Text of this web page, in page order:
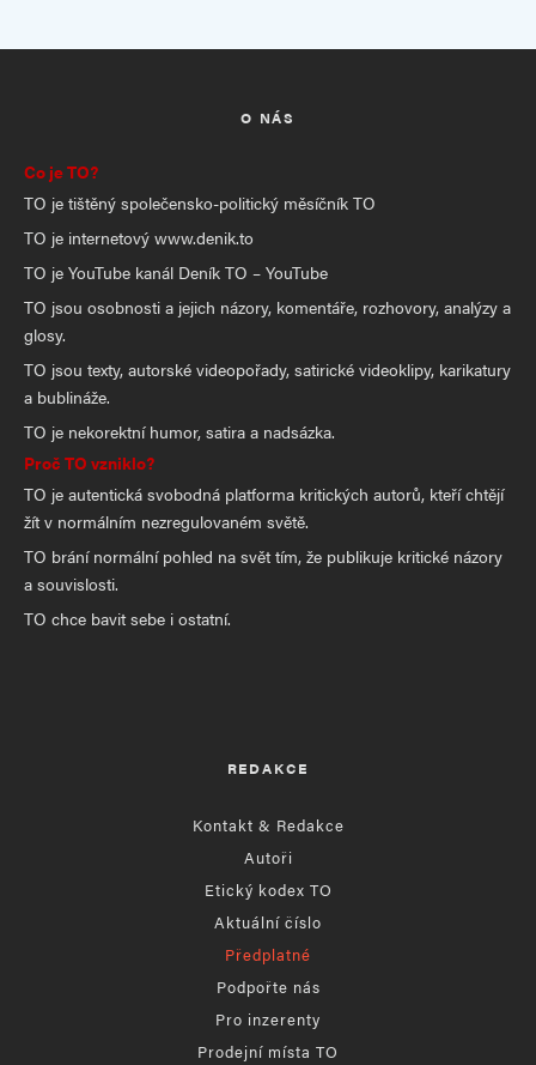
O NÁS
Co je TO?
TO je tištěný společensko-politický měsíčník TO
TO je internetový www.denik.to
TO je YouTube kanál Deník TO – YouTube
TO jsou osobnosti a jejich názory, komentáře, rozhovory, analýzy a
glosy.
TO jsou texty, autorské videopořady, satirické videoklipy, karikatury
a bublináže.
TO je nekorektní humor, satira a nadsázka.
Proč TO vzniklo?
TO je autentická svobodná platforma kritických autorů, kteří chtějí
žít v normálním nezregulovaném světě.
TO brání normální pohled na svět tím, že publikuje kritické názory
a souvislosti.
TO chce bavit sebe i ostatní.
REDAKCE
Kontakt & Redakce
Autoři
Etický kodex TO
Aktuální číslo
Předplatné
Podpořte nás
Pro inzerenty
Prodejní místa TO